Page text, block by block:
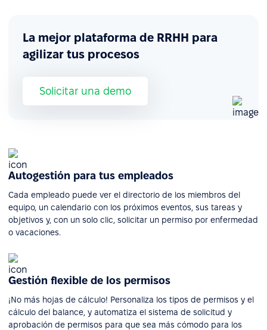
La mejor plataforma de RRHH para
agilizar tus procesos
Solicitar una demo
Autogestión para tus empleados
Cada empleado puede ver el directorio de los miembros del
equipo, un calendario con los próximos eventos, sus tareas y
objetivos y, con un solo clic, solicitar un permiso por enfermedad
o vacaciones.
Gestión flexible de los permisos
¡No más hojas de cálculo! Personaliza los tipos de permisos y el
cálculo del balance, y automatiza el sistema de solicitud y
aprobación de permisos para que sea más cómodo para los